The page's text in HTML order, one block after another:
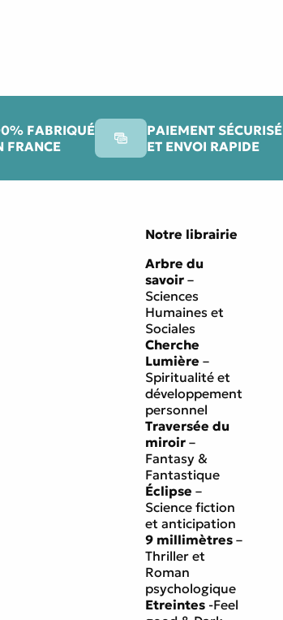
FABRIQUÉ
FRANCE
PAIEMENT SÉCURISÉ
ET ENVOI RAPIDE
Notre librairie
Arbre du
savoir –
Sciences
Humaines et
Sociales
Cherche
Lumière –
Spiritualité et
développement
personnel
Traversée du
miroir –
Fantasy &
Fantastique
Éclipse –
Science fiction
et anticipation
9 millimètres –
Thriller et
Roman
psychologique
Etreintes -Feel